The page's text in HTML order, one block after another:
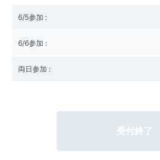
6/5参加 :
6/6参加 :
両日参加 :
受付終了